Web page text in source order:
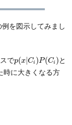
を図示してみまし
でp(x |Ci ) P(Ci )
( |Ci ) P(Ci)
と
時に大きくなる方